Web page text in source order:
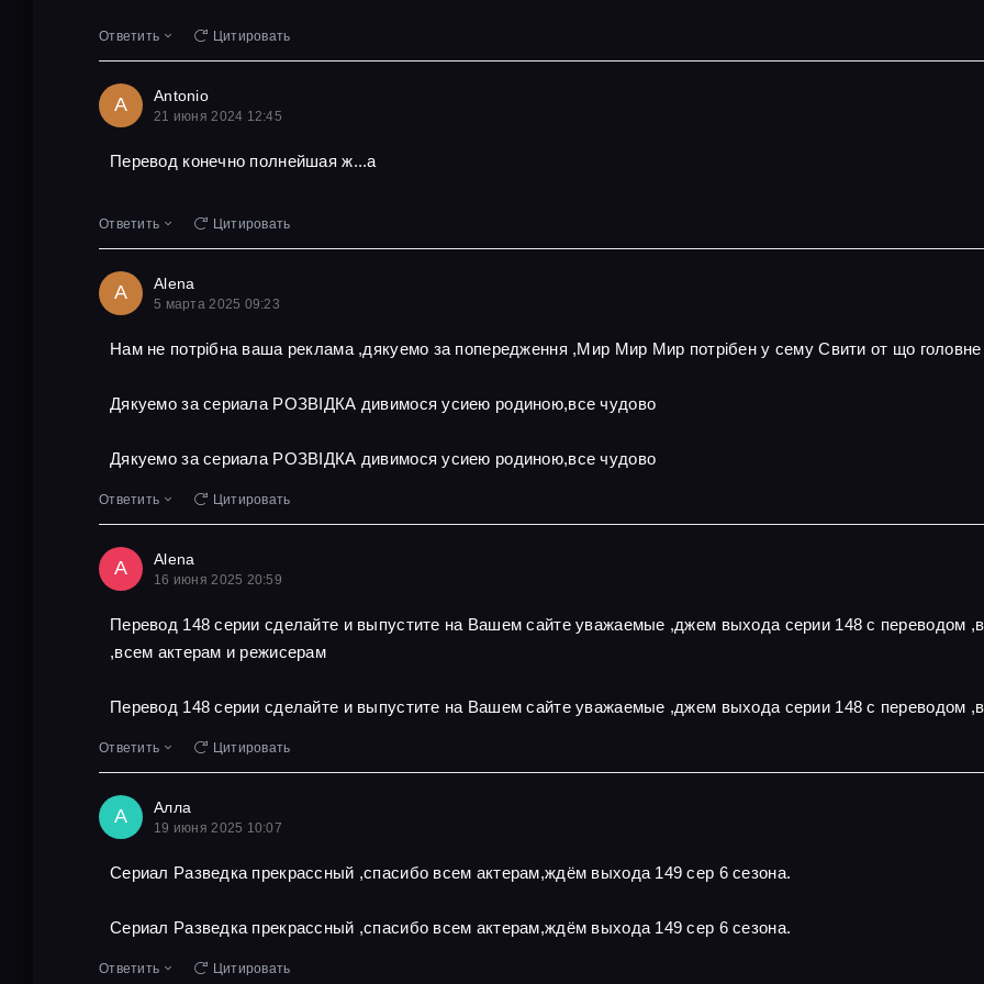
Ответить Цитировать
A Antonio
21 июня 2024 12:45
Перевод конечно полнейшая ж...а
Ответить Цитировать
A Alena
5 марта 2025 09:23
Нам не потрібна ваша реклама ,дякуемо за попередження ,Мир Мир Мир потрібен у сему Свити от що головне
Дякуемо за сериала РОЗВІДКА дивимося усиею родиною,все чудово
Дякуемо за сериала РОЗВІДКА дивимося усиею родиною,все чудово
Ответить Цитировать
A Alena
16 июня 2025 20:59
Перевод 148 серии сделайте и выпустите на Вашем сайте уважаемые ,джем выхода серии 148 с переводом
,всем актерам и режисерам
Перевод 148 серии сделайте и выпустите на Вашем сайте уважаемые ,джем выхода серии 148 с переводом
Ответить Цитировать
А Алла
19 июня 2025 10:07
Сериал Разведка прекрассный ,спасибо всем актерам,ждём выхода 149 сер 6 сезона.
Сериал Разведка прекрассный ,спасибо всем актерам,ждём выхода 149 сер 6 сезона.
Ответить Цитировать